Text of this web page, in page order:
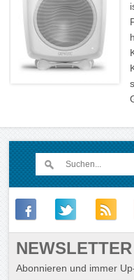
NEWSLETTER
Abonnieren und immer